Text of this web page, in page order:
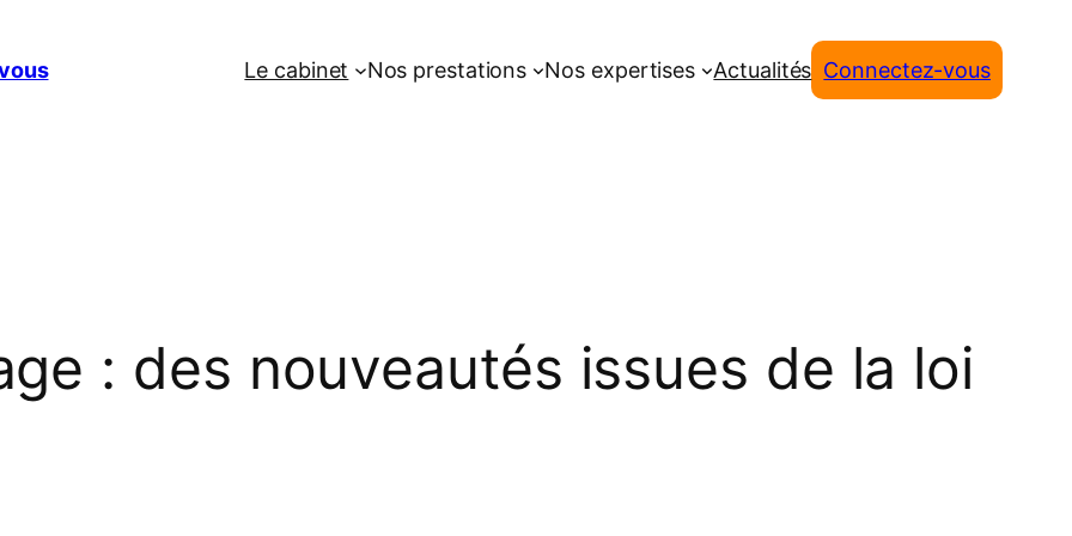
Le cabinet Nos prestations Nos expertises Actualités Connectez-vous
: des nouveautés issues de la loi